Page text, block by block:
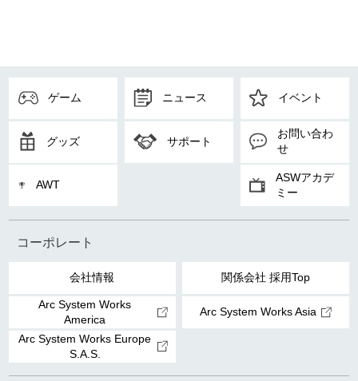
ゲーム ニュース イベント
グッズ サポート
お問い合わ
せ
AWT
ASWアカデ
ミー
コーポレート
会社情報 関係会社 採用Top
Arc System Works
America
Arc System Works Asia
Arc System Works Europe
S.A.S.